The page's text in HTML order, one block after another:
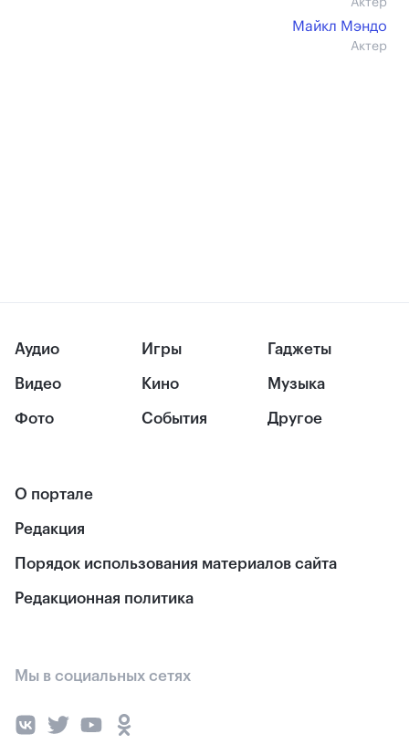
Актер
Майкл Мэндо
Актер
Аудио
Видео
Фото
Игры
Кино
События
Гаджеты
Музыка
Другое
О портале
Редакция
Порядок использования материалов сайта
Редакционная политика
Мы в социальных сетях